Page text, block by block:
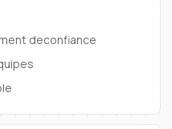
deconfiance